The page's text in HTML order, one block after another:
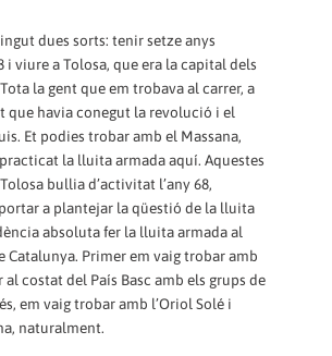
dues sorts: tenir setze anys
i viure a Tolosa, que era la capital dels
la gent que em trobava al carrer, a
que havia conegut la revolució i el
Et podies trobar amb el Massana,
la lluita armada aquí. Aquestes
bullia d’activitat l’any 68,
a plantejar la qüestió de la lluita
absoluta fer la lluita armada al
Catalunya. Primer em vaig trobar amb
al costat del País Basc amb els grups de
em vaig trobar amb l’Oriol Solé i
naturalment.